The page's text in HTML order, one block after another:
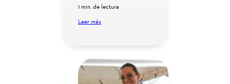
1 min. de lectura
Leer más